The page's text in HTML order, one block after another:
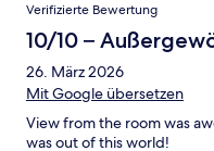
Verifizierte Bewertung
10/10 –
26. März 2026
Mit Google übersetzen
View from the room was
was out of this world!